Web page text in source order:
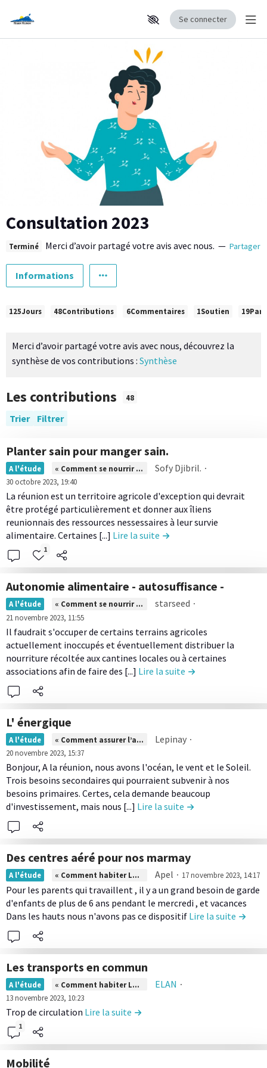
Se connecter
Consultation 2023
Terminé Merci d’avoir partagé votre avis avec nous. —Partager
Informations
C
r
e
s
l
é
s
e
t
S
t
a
i
s
t
i
q
u
e
s
125Jours 48Contributions 6Commentaires 1Soutien 19
Merci d’avoir partagé votre avis avec nous, découvrez la
synthèse de vos contributions : Synthèse
Les contributions 48
Trier Filtrer
Planter sain pour manger sain.
L
i
r
e
l
e
c
o
n
t
e
n
u
d
e
l
a
o
n
t
r
i
b
u
t
o
n
P
l
a
n
t
r
s
a
i
n
p
A l'étude « Comment se nourrir en local ? » Sofy Djibril. ∙
30 octobre 2023, 19:40
La réunion est un territoire agricole d'exception qui devrait
être protégé particulièrement et donner aux îliens
reunionnais des ressources nessessaires à leur survie
alimentaire. Certaines [...] Lire la suite de la contribution
1
autonomie alimentaire - autosuffisance -
L
i
r
e
l
e
c
o
n
t
e
n
u
d
e
l
a
o
n
t
r
i
b
u
i
o
n
a
u
o
A l'étude « Comment se nourrir en local ? » starseed ∙
21 novembre 2023, 11:55
Il faudrait s'occuper de certains terrains agricoles
actuellement inoccupés et éventuellement distribuer la
nourriture récoltée aux cantines locales ou à certaines
associations afin de faire des [...] Lire la suite de la contribution
L' énergique
L
i
r
e
l
e
c
o
n
t
e
n
u
d
e
a
c
o
n
r
A l'étude « Comment assurer l’autonomie énergétique et l’économie circulaire ? » Lepinay ∙
20 novembre 2023, 15:37
Bonjour, A la réunion, nous avons l'océan, le vent et le Soleil.
Trois besoins secondaires qui pourraient subvenir à nos
besoins primaires. Certes, cela demande beaucoup
d'investissement, mais nous [...] Lire la suite de la contribution
Des centres aéré pour nos marmay
L
i
r
e
l
e
o
n
t
e
n
u
d
A l'étude « Comment habiter La Réunion ? » Apel ∙ 17 novembre 2023, 14:17
Pour les parents qui travaillent , il y a un grand besoin de garde
d'enfants de plus de 6 ans pendant le mercredi , et vacances
Dans les hauts nous n'avons pas ce dispositif Lire la suite de la
Les transports en commun
L
i
r
e
l
A l'étude « Comment habiter La Réunion ? » ELAN ∙
13 novembre 2023, 10:23
Trop de circulation Lire la suite de la contribution Les
1
Mobilité